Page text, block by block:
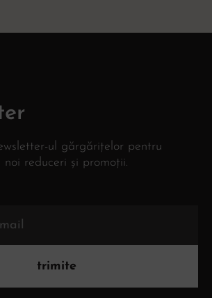
ul gărgărițelor pentru
noi reduceri și promoții.
trimite